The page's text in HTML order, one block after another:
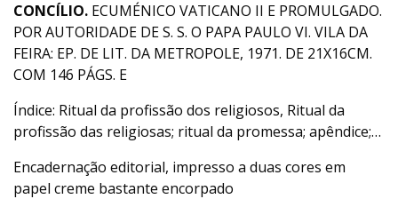
CONCÍLIO. ECUMÉNICO VATICANO II E PROMULGADO.
POR AUTORIDADE DE S. S. O PAPA PAULO VI. VILA DA
FEIRA: EP. DE LIT. DA METROPOLE, 1971. DE 21X16CM.
COM 146 PÁGS. E
Índice: Ritual da profissão dos religiosos, Ritual da
profissão das religiosas; ritual da promessa; apêndice;…
Encadernação editorial, impresso a duas cores em
papel creme bastante encorpado